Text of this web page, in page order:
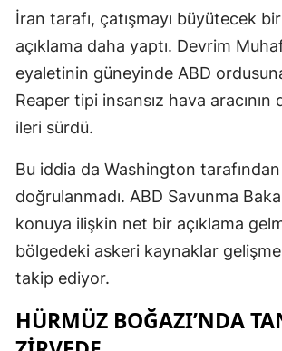
İran tarafı, çatışmayı büyütecek
açıklama daha yaptı. Devrim
eyaletinin güneyinde ABD
Reaper tipi insansız hava aracının
ileri sürdü.
Bu iddia da Washington
doğrulanmadı. ABD Savunma
konuya ilişkin net bir açıklama
bölgedeki askeri kaynaklar
takip ediyor.
HÜRMÜZ BOĞAZI’NDA